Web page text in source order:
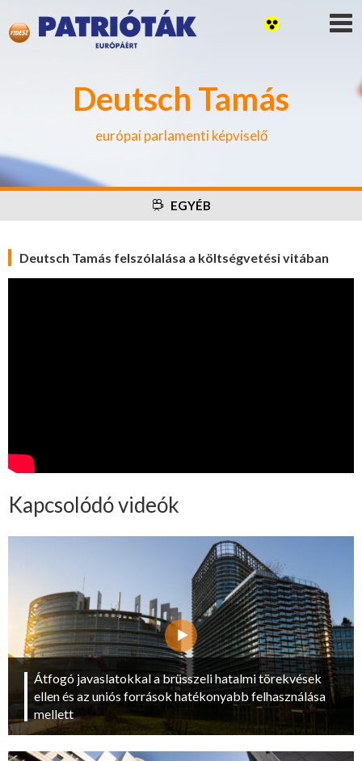
Deutsch Tamás
európai parlamenti képviselő
EGYÉB
Deutsch Tamás felszólalása a költségvetési vitában
Kapcsolódó videók
Átfogó javaslatokkal a brüsszeli hatalmi törekvések
ellen és az uniós források hatékonyabb felhasználása
mellett